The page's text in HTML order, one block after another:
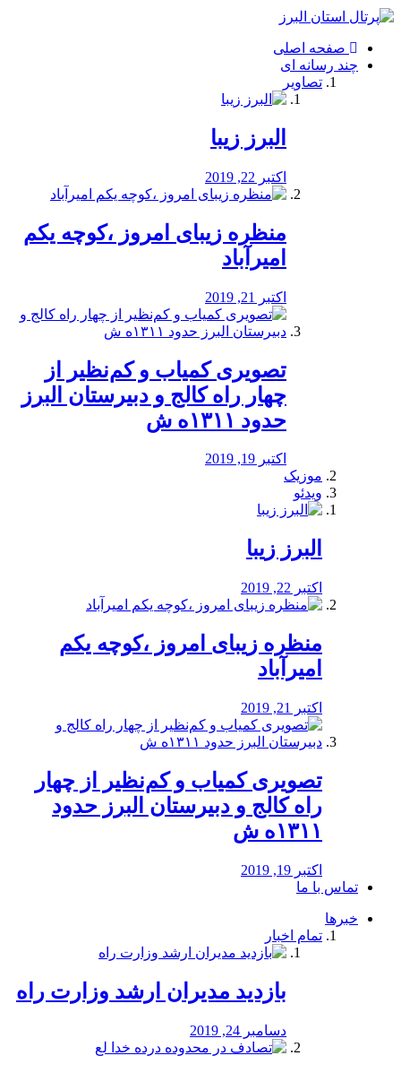
فصد
شرق
تهران
خشکشویی
صفحه اصلی
چند رسانه ای
تصاویر
البرز زیبا
اکتبر 22, 2019
منظره‌‌ زیبای امروز ،کوچه یکم
امیرآباد
اکتبر 21, 2019
️تصویری کمیاب و کم‌نظیر از
چهار راه كالج و دبيرستان البرز
حدود ۱۳۱۱ه ش
اکتبر 19, 2019
موزیک
ویدئو
البرز زیبا
اکتبر 22, 2019
منظره‌‌ زیبای امروز ،کوچه یکم
امیرآباد
اکتبر 21, 2019
️تصویری کمیاب و کم‌نظیر از چهار
راه كالج و دبيرستان البرز حدود
۱۳۱۱ه ش
اکتبر 19, 2019
تماس با ما
خبرها
تمام اخبار
بازدید مدیران ارشد وزارت راه
دسامبر 24, 2019